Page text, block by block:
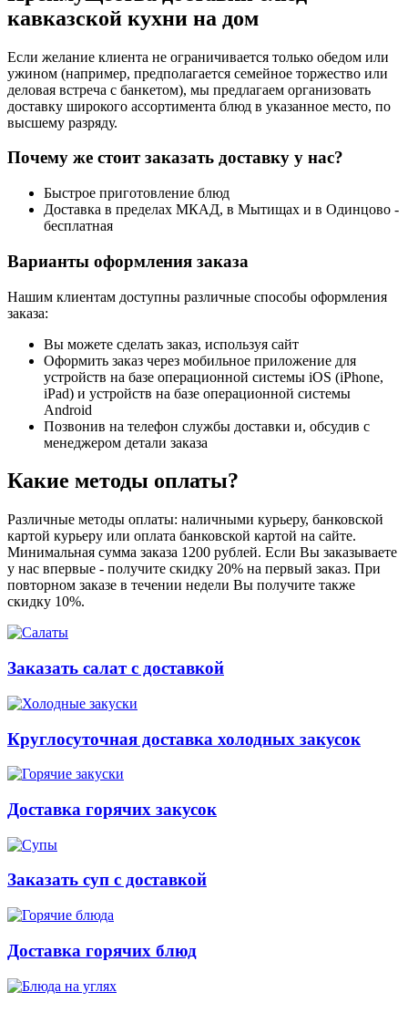
кавказской кухни на дом
Если желание клиента не ограничивается только обедом или
ужином (например, предполагается семейное торжество или
деловая встреча с банкетом), мы предлагаем организовать
доставку широкого ассортимента блюд в указанное место, по
высшему разряду.
Почему же стоит заказать доставку у нас?
Быстрое приготовление блюд
Доставка в пределах МКАД, в Мытищах и в Одинцово -
бесплатная
Варианты оформления заказа
Нашим клиентам доступны различные способы оформления
заказа:
Вы можете сделать заказ, используя сайт
Оформить заказ через мобильное приложение для
устройств на базе операционной системы iOS (iPhone,
iPad) и устройств на базе операционной системы
Android
Позвонив на телефон службы доставки и, обсудив с
менеджером детали заказа
Какие методы оплаты?
Различные методы оплаты: наличными курьеру, банковской
картой курьеру или оплата банковской картой на сайте.
Минимальная сумма заказа 1200 рублей. Если Вы заказываете
у нас впервые - получите скидку 20% на первый заказ. При
повторном заказе в течении недели Вы получите также
скидку 10%.
Заказать салат с доставкой
Круглосуточная доставка холодных закусок
Доставка горячих закусок
Заказать суп с доставкой
Доставка горячих блюд